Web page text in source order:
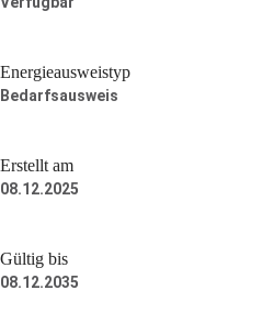
Energie­ausweistyp
Bedarfsausweis
Erstellt am
08.12.2025
Gültig bis
08.12.2035